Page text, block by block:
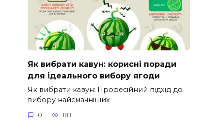
Як вибрати кавун: корисні поради
для ідеального вибору ягоди
Як вибрати кавун: Професійний підхід до
вибору найсмачніших
0 88